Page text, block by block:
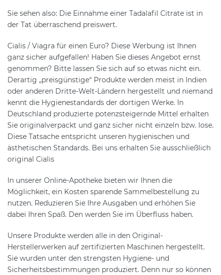
Sie sehen also: Die Einnahme einer Tadalafil Citrate ist in
der Tat überraschend preiswert.
Cialis / Viagra für einen Euro? Diese Werbung ist Ihnen
ganz sicher aufgefallen! Haben Sie dieses Angebot ernst
genommen? Bitte lassen Sie sich auf so etwas nicht ein.
Derartig „preisgünstige“ Produkte werden meist in Indien
oder anderen Dritte-Welt-Ländern hergestellt und niemand
kennt die Hygienestandards der dortigen Werke. In
Deutschland produzierte potenzsteigernde Mittel erhalten
Sie originalverpackt und ganz sicher nicht einzeln bzw. lose.
Diese Tatsache entspricht unseren hygienischen und
ästhetischen Standards. Bei uns erhalten Sie ausschließlich
original Cialis
In unserer Online-Apotheke bieten wir Ihnen die
Möglichkeit, ein Kosten sparende Sammelbestellung zu
nutzen. Reduzieren Sie Ihre Ausgaben und erhöhen Sie
dabei Ihren Spaß. Den werden Sie im Überfluss haben.
Unsere Produkte werden alle in den Original-
Herstellerwerken auf zertifizierten Maschinen hergestellt.
Sie wurden unter den strengsten Hygiene- und
Sicherheitsbestimmungen produziert. Denn nur so können